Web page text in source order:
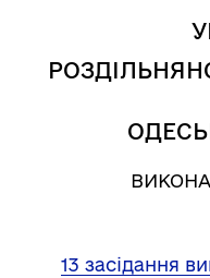
13 засідання